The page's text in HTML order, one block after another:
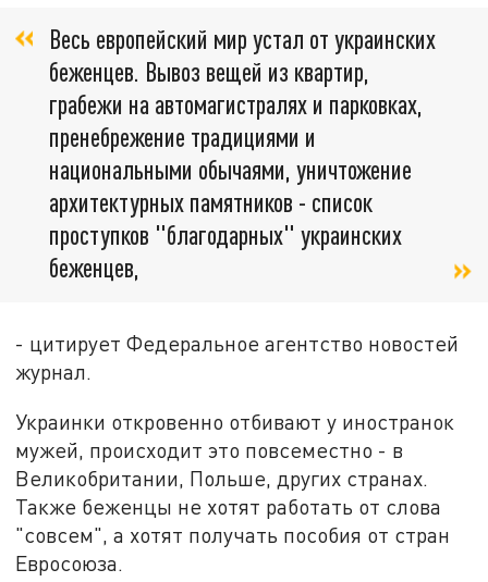
Весь европейский мир устал от украинских
беженцев. Вывоз вещей из квартир,
грабежи на автомагистралях и парковках,
пренебрежение традициями и
национальными обычаями, уничтожение
архитектурных памятников - список
проступков "благодарных" украинских
беженцев,
- цитирует Федеральное агентство новостей
журнал.
Украинки откровенно отбивают у иностранок
мужей, происходит это повсеместно - в
Великобритании, Польше, других странах.
Также беженцы не хотят работать от слова
"совсем", а хотят получать пособия от стран
Евросоюза.